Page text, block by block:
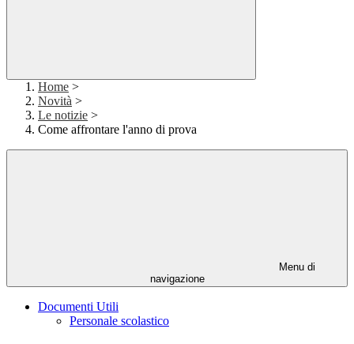
Home >
Novità >
Le notizie >
Come affrontare l'anno di prova
Menu di
navigazione
Documenti Utili
Personale scolastico